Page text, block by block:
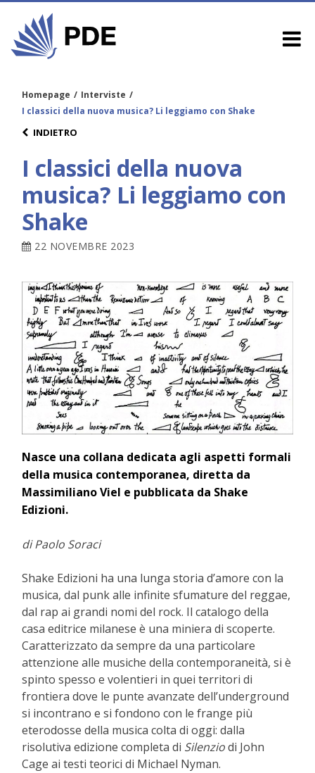
Homepage / Interviste /
I classici della nuova musica? Li leggiamo con Shake
INDIETRO
I classici della nuova
musica? Li leggiamo con
Shake
22 NOVEMBRE 2023
Nasce una collana dedicata agli aspetti formali
della musica contemporanea, diretta da
Massimiliano Viel e pubblicata da Shake
Edizioni.
di Paolo Soraci
Shake Edizioni ha una lunga storia d’amore con la
musica, dal punk alle infinite sfumature del reggae,
dal rap ai grandi nomi del rock. Il catalogo della
casa editrice milanese è una miniera di scoperte.
Caratterizzato da sempre da una particolare
attenzione alle musiche della contemporaneità, si è
spinto spesso e volentieri in quei territori di
frontiera dove le punte avanzate dell’underground
si incontrano e si fondono con le frange più
eterodosse della musica colta di oggi: dalla
risolutiva edizione completa di Silenziodi John
Cage ai testi teorici di Michael Nyman.